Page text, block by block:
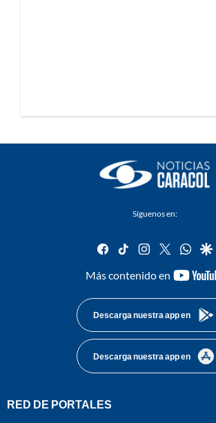
Síguenos en:
facebook
tiktok instagram
twitter
Más contenido en
Descarga nuestra app en
Descarga nuestra app en
RED DE PORTALES